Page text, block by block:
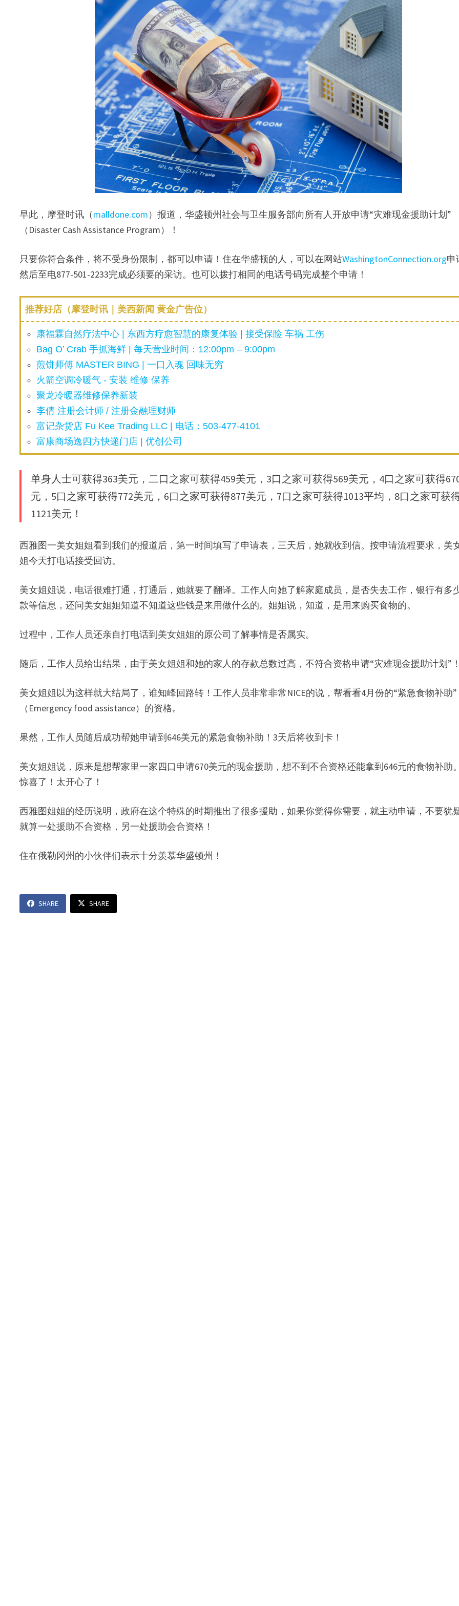
早此，摩登时讯（malldone.com）报道，华盛顿州社会与卫生服务部向所有人开放申请“灾难现金援助计划”
（Disaster Cash Assistance Program）！
只要你符合条件，将不受身份限制，都可以申请！住在华盛顿的人，可以在网站WashingtonConnection.org申
然后至电877-501-2233完成必须要的采访。也可以拨打相同的电话号码完成整个申请！
推荐好店（摩登时讯｜美西新闻 黄金广告位）
康福霖自然疗法中心 | 东西方疗愈智慧的康复体验 | 接受保险 车祸 工伤
Bag O’ Crab 手抓海鲜 | 每天营业时间：12:00pm – 9:00pm
煎饼师傅 MASTER BING | 一口入魂 回味无穷
火箭空调冷暖气 - 安装 维修 保养
聚龙冷暖器维修保养新装
李倩 注册会计师 / 注册金融理财师
富记杂货店 Fu Kee Trading LLC | 电话：503-477-4101
富康商场逸四方快递门店 | 优创公司
单身人士可获得363美元，二口之家可获得459美元，3口之家可获得569美元，4口之家可获得
元，5口之家可获得772美元，6口之家可获得877美元，7口之家可获得1013平均，8口之家可获
1121美元！
西雅图一美女姐姐看到我们的报道后，第一时间填写了申请表，三天后，她就收到信。按申请流程要求，美
姐今天打电话接受回访。
美女姐姐说，电话很难打通，打通后，她就要了翻译。工作人向她了解家庭成员，是否失去工作，银行有多
款等信息，还问美女姐姐知道不知道这些钱是来用做什么的。姐姐说，知道，是用来购买食物的。
过程中，工作人员还亲自打电话到美女姐姐的原公司了解事情是否属实。
随后，工作人员给出结果，由于美女姐姐和她的家人的存款总数过高，不符合资格申请“灾难现金援助计划”！
美女姐姐以为这样就大结局了，谁知峰回路转！工作人员非常非常NICE的说，帮看看4月份的“紧急食物补助”
（Emergency food assistance）的资格。
果然，工作人员随后成功帮她申请到646美元的紧急食物补助！3天后将收到卡！
美女姐姐说，原来是想帮家里一家四口申请670美元的现金援助，想不到不合资格还能拿到646元的食物补助
惊喜了！太开心了！
西雅图姐姐的经历说明，政府在这个特殊的时期推出了很多援助，如果你觉得你需要，就主动申请，不要犹
就算一处援助不合资格，另一处援助会合资格！
住在俄勒冈州的小伙伴们表示十分羡慕华盛顿州！
SHARE SHARE